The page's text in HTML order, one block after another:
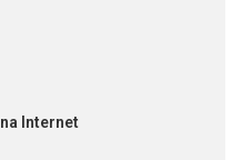
Internet